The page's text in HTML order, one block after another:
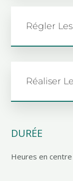
Régler
Réaliser
DURÉE
Heures en centre